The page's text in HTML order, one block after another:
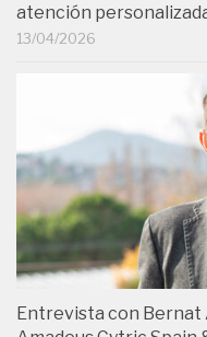
atención
13/04/2026
Entrevista con Bernat